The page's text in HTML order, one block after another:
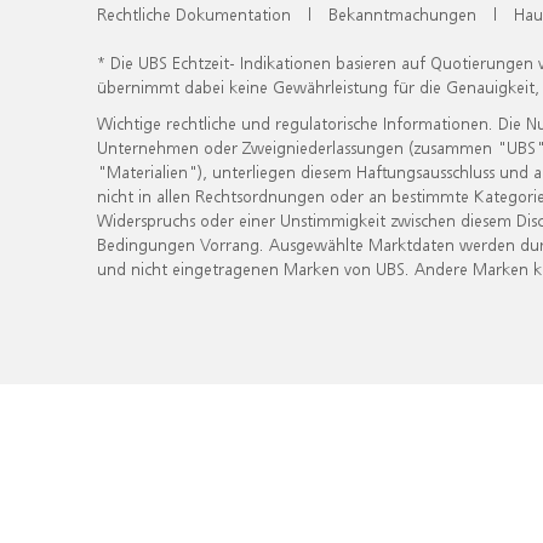
Rechtliche Dokumentation | Bekanntmachungen |
* Die UBS Echtzeit- Indikationen basieren auf
übernimmt dabei keine Gewährleistung für die
Wichtige rechtliche und regulatorische Informationen. Die
Unternehmen oder Zweigniederlassungen (zusammen
"Materialien"), unterliegen diesem Haftungsausschluss
nicht in allen Rechtsordnungen oder an bestimmte
Widerspruchs oder einer Unstimmigkeit zwischen diesem
Bedingungen Vorrang. Ausgewählte Marktdaten werden
und nicht eingetragenen Marken von UBS. Andere Marken